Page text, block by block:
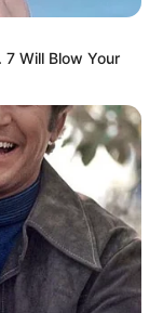
ΜΗΝ
Will Blow Your